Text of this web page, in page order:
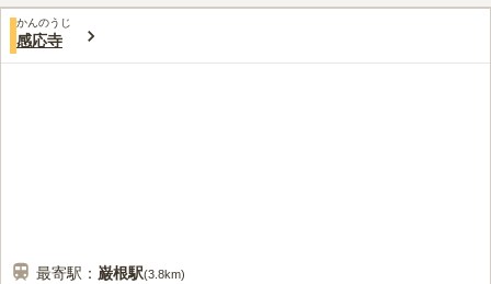
かんのうじ
感応寺
最寄駅： 巌根駅(3.8km)